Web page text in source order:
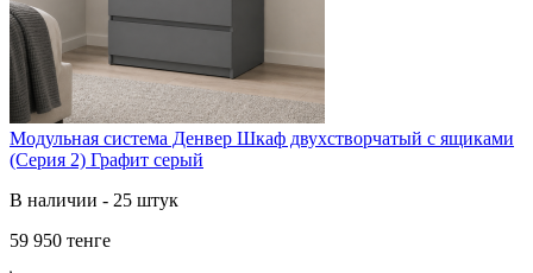
Модульная система Денвер Шкаф двухстворчатый с ящиками
(Серия 2) Графит серый
В наличии - 25 штук
59 950 тенге